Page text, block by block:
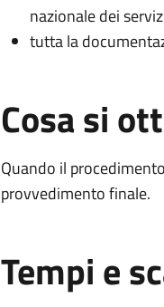
nazionale dei
tutta la
Cosa si
Quando il
provvedimento finale.
Tempi e